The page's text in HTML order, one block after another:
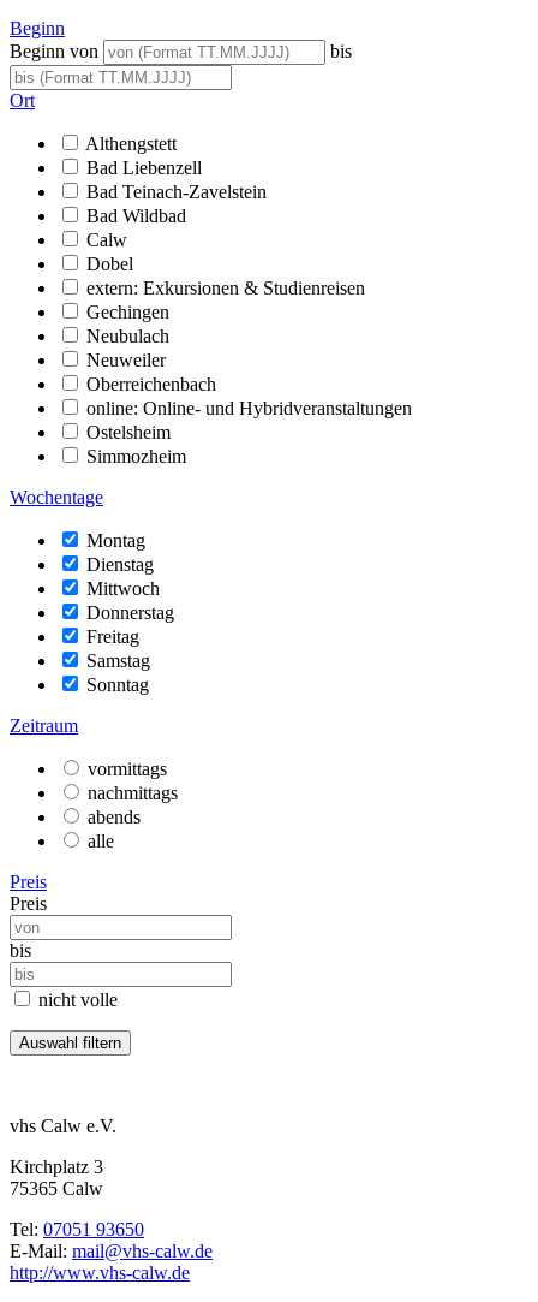
Beginn
Beginn von
bis
Ort
Althengstett
Bad Liebenzell
Bad Teinach-Zavelstein
Bad Wildbad
Calw
Dobel
extern: Exkursionen & Studienreisen
Gechingen
Neubulach
Neuweiler
Oberreichenbach
online: Online- und Hybridveranstaltungen
Ostelsheim
Simmozheim
Wochentage
Montag
Dienstag
Mittwoch
Donnerstag
Freitag
Samstag
Sonntag
Zeitraum
vormittags
nachmittags
abends
alle
Preis
Preis
bis
nicht volle
vhs Calw e.V.
Kirchplatz 3
75365 Calw
Tel: 07051 93650
E-Mail: mail@vhs-calw.de
http://www.vhs-calw.de